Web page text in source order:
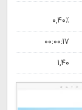
۰,۴۰٪
۰۰:۰۰:۱۷
۱,۴۰